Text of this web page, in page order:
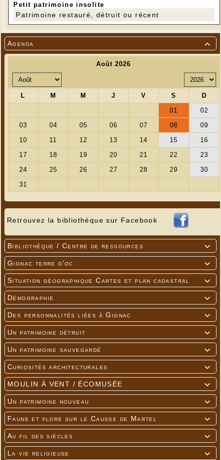

Agenda
Retrouvez la bibliothèque sur Facebook

Bibliothèque / Centre de ressources

Gignac terre d'oc

Situation géographique Cartes et plan cadastral

Démographie

Des personnalités liées à Gignac

Un patrimoine détruit

Un patrimoine sauvegardé

Curiosités architecturales

MOULIN À VENT / ÉCOMUSÉE

Un patrimoine nouveau

Faune et flore sur le Causse de Martel

Au fil des siècles

La vie religieuse
---
---
Petit patrimoine insolite
Patrimoine restauré, détruit ou récent